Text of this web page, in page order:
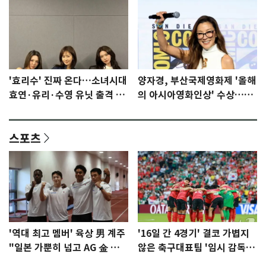
'효리수' 진짜 온다…소녀시대
효연·유리·수영 유닛 출격 [N
양자경, 부산국제영화제 '올해
의 아시아영화인상' 수상…15
스포츠
'역대 최고 멤버' 육상 男 계주
"일본 가뿐히 넘고 AG 金 따겠
'16일 간 4경기' 결코 가볍지
않은 축구대표팀 '임시 감독'